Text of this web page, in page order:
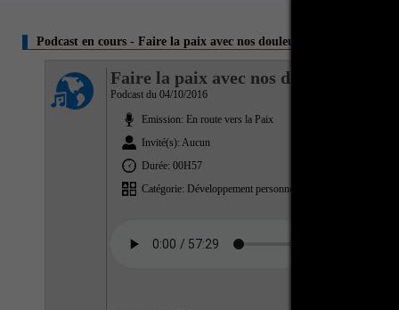
Podcast en cours - Faire la paix avec nos douleurs
Faire la paix avec nos douleurs
Podcast du 04/10/2016
Emission: En route vers la Paix
Invité(s): Aucun
Durée: 00H57
Catégorie: Développement personnel